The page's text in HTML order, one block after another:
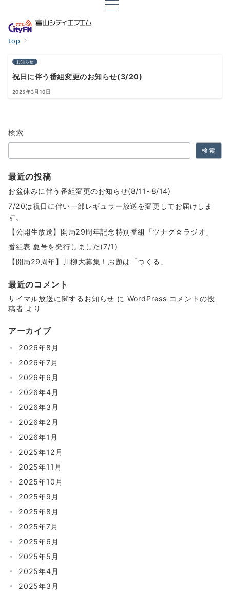
top
お知らせ
祝日に伴う番組変更のお知らせ(3/20)
2025年3月10日
検索
検索
最近の投稿
お盆休みに伴う番組変更のお知らせ(8/11~8/14)
7/20は祝日に伴い一部レギュラー放送を変更してお届けしま
す。
【公開生放送】開局29周年記念特別番組「ツナグ☆ラジオ」
番組表 夏号を発行しました(7/1)
【開局29周年】川柳大募集！お題は「つくる」
最近のコメント
サイマル放送に関するお知らせ に WordPress コメントの投
稿者 より
アーカイブ
2026年8月
2026年7月
2026年6月
2026年4月
2026年3月
2026年2月
2026年1月
2025年12月
2025年11月
2025年10月
2025年9月
2025年8月
2025年7月
2025年6月
2025年5月
2025年4月
2025年3月